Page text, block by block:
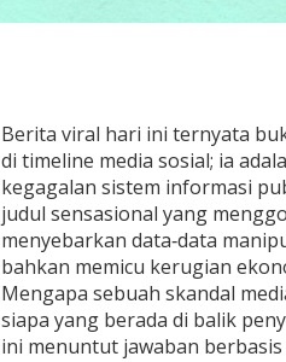
Berita viral hari ini ternyata
di timeline media sosial; ia
kegagalan sistem informasi
judul sensasional yang
menyebarkan data‑data
bahkan memicu kerugian
Mengapa sebuah skandal
siapa yang berada di balik
ini menuntut jawaban